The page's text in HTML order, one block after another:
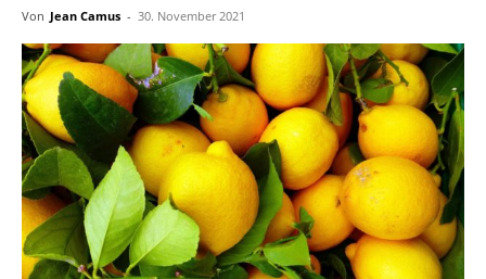
Von Jean Camus - 30. November 2021